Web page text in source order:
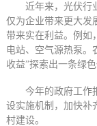
近年来，光伏行
仅为企业带来更大发
带来实在利益。例如
电站、空气源热泵。
收益”探索出一条绿
今年的政府工作
设实施机制，加快补
村建设。